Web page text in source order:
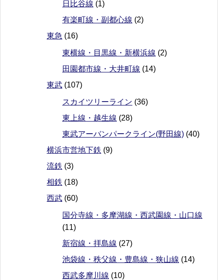
日比谷線 (1)
有楽町線・副都心線 (2)
東急 (16)
東横線・目黒線・新横浜線 (2)
田園都市線・大井町線 (14)
東武 (107)
スカイツリーライン (36)
東上線・越生線 (28)
東武アーバンパークライン(野田線) (40)
横浜市営地下鉄 (9)
流鉄 (3)
相鉄 (18)
西武 (60)
国分寺線・多摩湖線・西武園線・山口線
(11)
新宿線・拝島線 (27)
池袋線・秩父線・豊島線・狭山線 (14)
西武多摩川線 (10)